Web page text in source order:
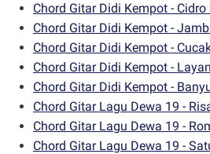
Chord Gitar Didi Kempot - Cidro
Chord Gitar Didi Kempot -
Chord Gitar Didi Kempot -
Chord Gitar Didi Kempot -
Chord Gitar Didi Kempot -
Chord Gitar Lagu Dewa 19 -
Chord Gitar Lagu Dewa 19 -
Chord Gitar Lagu Dewa 19 -